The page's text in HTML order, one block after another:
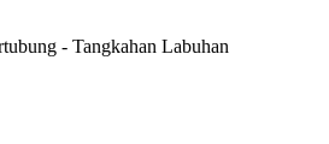
- Tangkahan Labuhan